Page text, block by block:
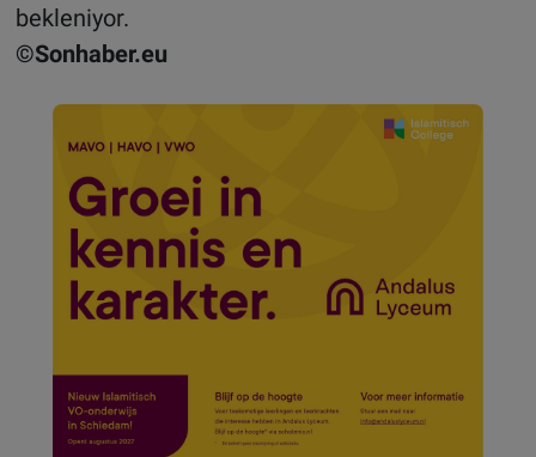
bekleniyor.
©Sonhaber.eu